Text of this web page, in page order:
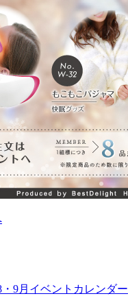
・9月イベントカレンダー